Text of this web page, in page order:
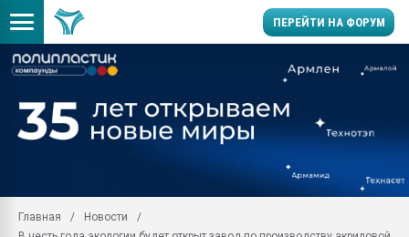
ПЕРЕЙТИ НА ФОРУМ
производство SPC
заводу пластмасс"
Главная
Новости